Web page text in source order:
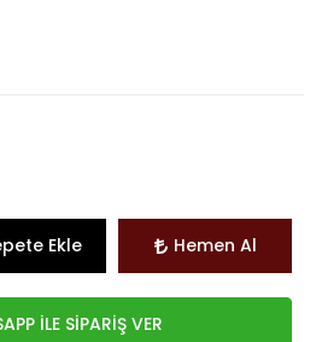
Ekle Hemen Al
İLE SİPARİŞ VER